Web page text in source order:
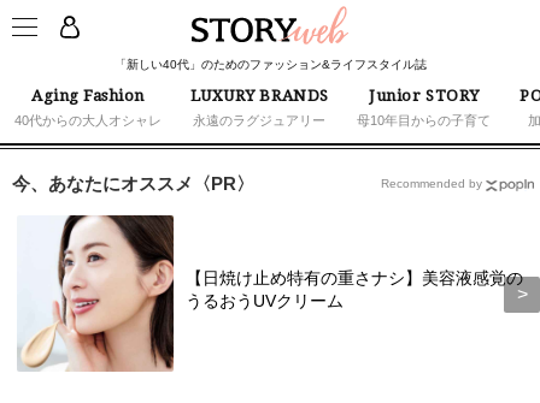
「新しい40代」のためのファッション&ライフスタイル誌
Aging Fashion
40代からの大人オシャレ
LUXURY BRANDS
永遠のラグジュアリー
Junior STORY
母10年目からの子育て
今、あなたにオススメ〈PR〉
【日焼け止め特有の重さナシ】美容液感覚の
うるおうUVクリーム
Recommended by